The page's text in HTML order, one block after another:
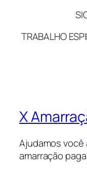
TRABALHO
X
Ajudamos você
amarração